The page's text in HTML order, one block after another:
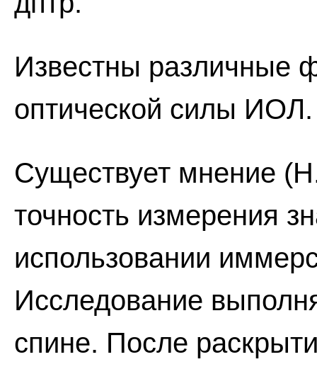
Известны различные
оптической силы ИОЛ.
Существует мнение
точность измерения
использовании
Исследование
спине. После